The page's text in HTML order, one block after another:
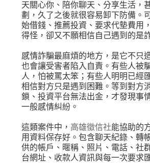
天關心你、陪你聊天、分享生活，
劃，久了之後就很容易卸下防備。
始借錢、推薦投資、要求代墊費用
得怪，卻又不願相信自己遇到的是
感情詐騙最麻煩的地方，是它不只
也會讓受害者陷入自責。有些人被
人，怕被罵太笨；有些人明明已經
相信對方只是遇到困難。等到對方
鎖、投資平台無法出金，才發現事
一般感情糾紛。
這類案件中， 高雄徵信社能協助的
用資料保存好。包含聊天紀錄、轉
供的帳戶、暱稱、照片、電話、社
台網址、收款人資訊與每一次要求